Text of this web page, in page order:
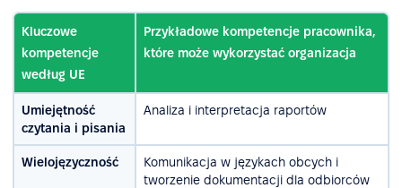
Kluczowe
kompetencje
według UE
Przykładowe kompetencje pracownika,
które może wykorzystać organizacja
Umiejętność
czytania i pisania
Analiza i interpretacja raportów
Wielojęzyczność
Komunikacja w językach obcych i
tworzenie dokumentacji dla odbiorców